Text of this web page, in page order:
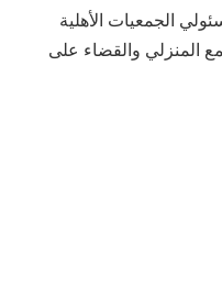
الجمعيات الأهلية
المنزلي والقضاء على